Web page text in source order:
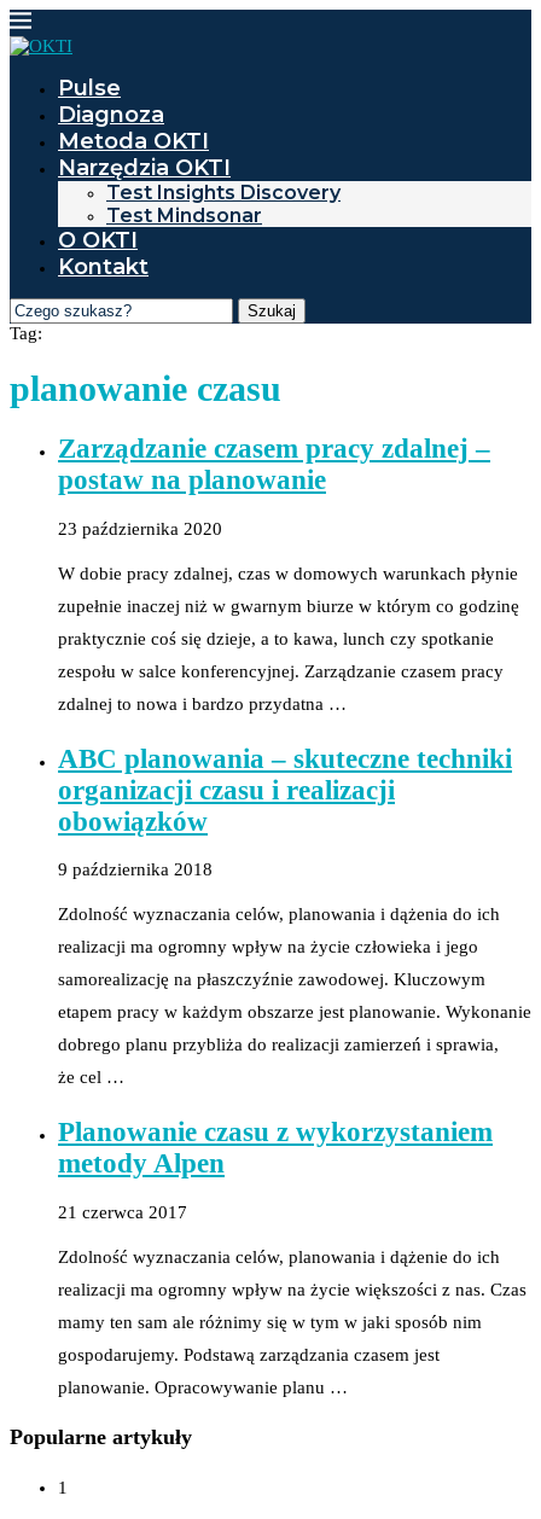
Pulse
Diagnoza
Metoda OKTI
Narzędzia OKTI
Test Insights Discovery
Test Mindsonar
O OKTI
Kontakt
Szukaj
Tag:
planowanie czasu
Zarządzanie czasem pracy zdalnej –
postaw na planowanie
23 października 2020
W dobie pracy zdalnej, czas w domowych warunkach płynie
zupełnie inaczej niż w gwarnym biurze w którym co godzinę
praktycznie coś się dzieje, a to kawa, lunch czy spotkanie
zespołu w salce konferencyjnej. Zarządzanie czasem pracy
zdalnej to nowa i bardzo przydatna …
ABC planowania – skuteczne techniki
organizacji czasu i realizacji
obowiązków
9 października 2018
Zdolność wyznaczania celów, planowania i dążenia do ich
realizacji ma ogromny wpływ na życie człowieka i jego
samorealizację na płaszczyźnie zawodowej. Kluczowym
etapem pracy w każdym obszarze jest planowanie. Wykonanie
dobrego planu przybliża do realizacji zamierzeń i sprawia,
że cel …
Planowanie czasu z wykorzystaniem
metody Alpen
21 czerwca 2017
Zdolność wyznaczania celów, planowania i dążenie do ich
realizacji ma ogromny wpływ na życie większości z nas. Czas
mamy ten sam ale różnimy się w tym w jaki sposób nim
gospodarujemy. Podstawą zarządzania czasem jest
planowanie. Opracowywanie planu …
Popularne artykuły
1